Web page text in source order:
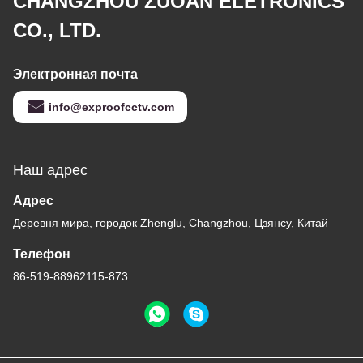
CO., LTD.
Электронная почта
info@exproofcctv.com
Наш адрес
Адрес
Деревня мира, городок Zhenglu, Changzhou, Цзянсу, Китай
Телефон
86-519-88962115-873